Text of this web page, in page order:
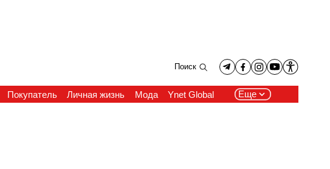
Поиск
Покупатель Личная жизнь Мода Ynet Global Еще